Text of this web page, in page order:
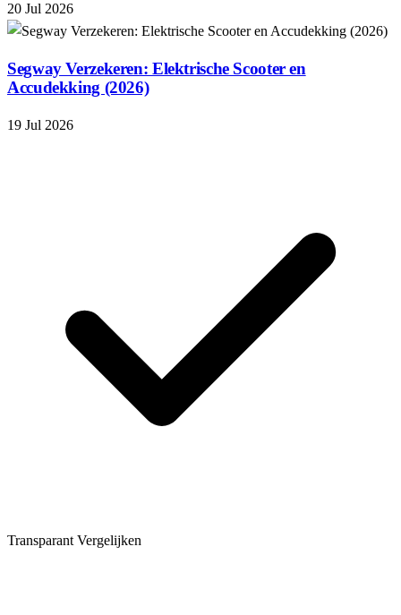
20 Jul 2026
Segway Verzekeren: Elektrische Scooter en
Accudekking (2026)
19 Jul 2026
Transparant Vergelijken